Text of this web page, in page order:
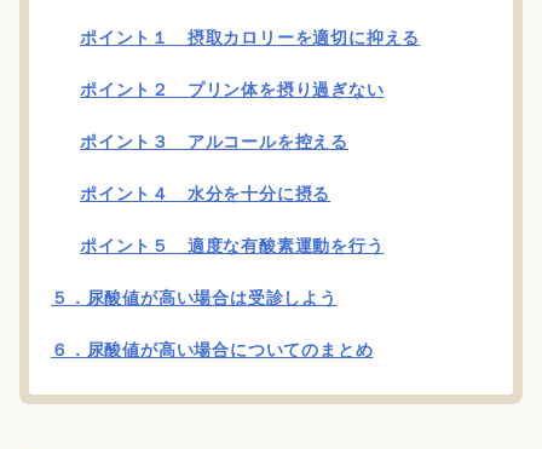
ポイント１ 摂取カロリーを適切に抑える
ポイント２ プリン体を摂り過ぎない
ポイント３ アルコールを控える
ポイント４ 水分を十分に摂る
ポイント５ 適度な有酸素運動を行う
５．尿酸値が高い場合は受診しよう
６．尿酸値が高い場合についてのまとめ